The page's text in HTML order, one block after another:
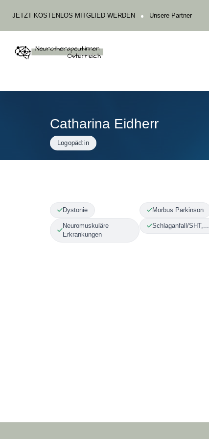
JETZT KOSTENLOS MITGLIED WERDEN Unsere Partner
Catharina Eidherr
Logopäd:in
Dystonie Morbus Parkinson
Neuromuskuläre
Erkrankungen
Schlaganfall/SHT,...